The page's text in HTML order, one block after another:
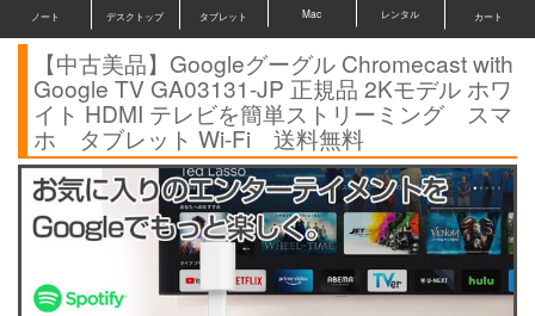
ノート デスクトップ タブレット Mac レンタル カート
【中古美品】Googleグーグル Chromecast with
Google TV GA03131-JP 正規品 2Kモデル ホワ
イト HDMI テレビを簡単ストリーミング スマ
ホ タブレット Wi-Fi 送料無料